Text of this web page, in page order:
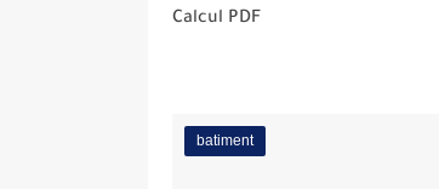
Calcul PDF
batiment